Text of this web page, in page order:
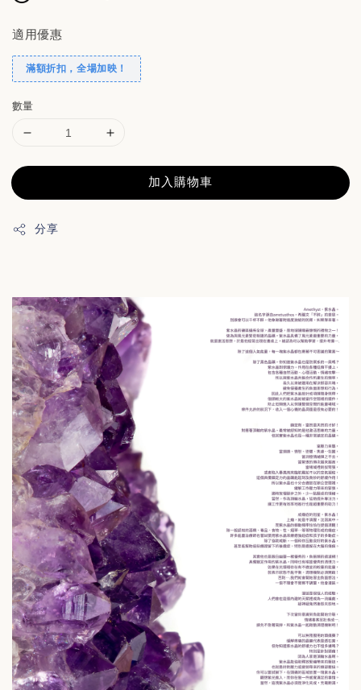
適用優惠
滿額折扣，全場加映！
數量
加入購物車
分享